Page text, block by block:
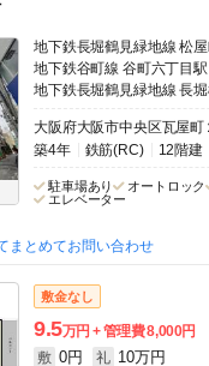
地下鉄長堀鶴見緑地線 松
地下鉄谷町線 谷町六丁目
地下鉄長堀鶴見緑地線 長
大阪府大阪市中央区瓦屋町
築4年
鉄筋(RC) 12階建
駐車場あり オートロック
エレベーター
まとめてお問い合わせ
敷金なし
9.5万円 管理費8,000円
敷 0円 礼 10万円